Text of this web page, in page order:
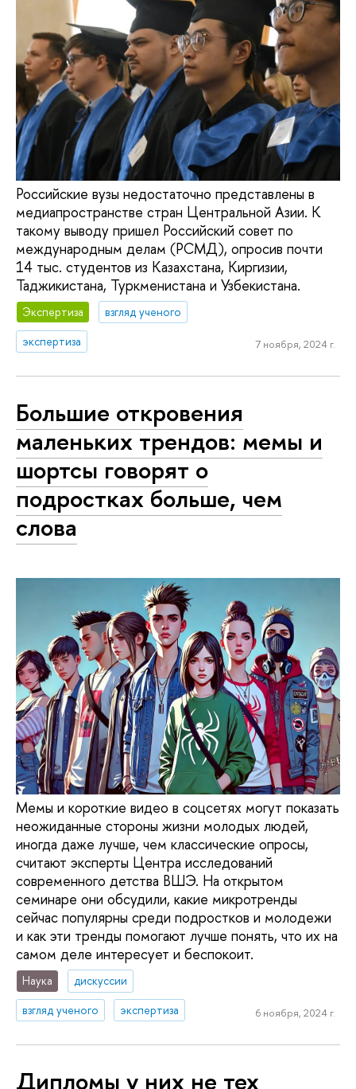
Российские вузы недостаточно представлены в
медиапространстве стран Центральной Азии. К
такому выводу пришел Российский совет по
международным делам (РСМД), опросив почти
14 тыс. студентов из Казахстана, Киргизии,
Таджикистана, Туркменистана и Узбекистана.
Экспертиза
взгляд ученого
экспертиза
7 ноября, 2024 г.
Большие откровения
маленьких трендов: мемы и
шортсы говорят о
подростках больше, чем
слова
Мемы и короткие видео в соцсетях могут показать
неожиданные стороны жизни молодых людей,
иногда даже лучше, чем классические опросы,
считают эксперты Центра исследований
современного детства ВШЭ. На открытом
семинаре они обсудили, какие микротренды
сейчас популярны среди подростков и молодежи
и как эти тренды помогают лучше понять, что их на
самом деле интересует и беспокоит.
Наука
дискуссии
взгляд ученого
экспертиза 6 ноября, 2024 г.
Дипломы у них не тех